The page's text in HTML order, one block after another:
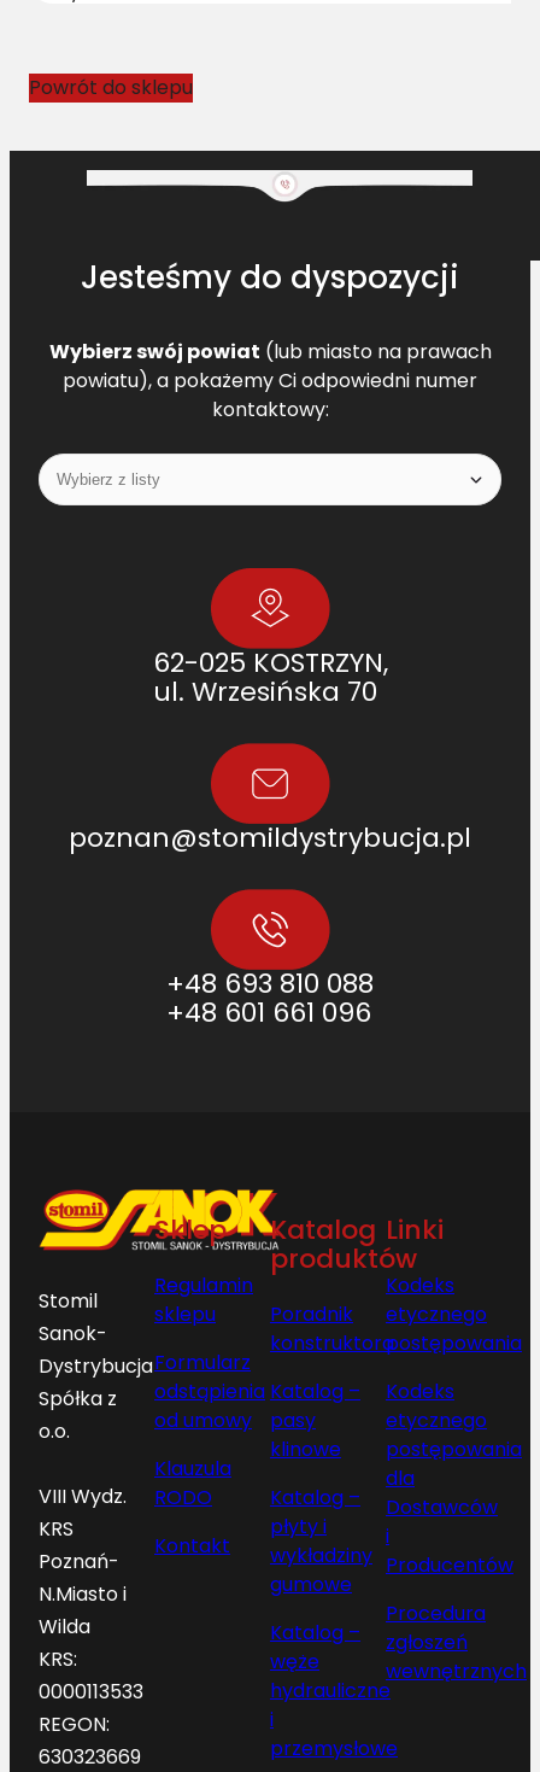
7
0
Powrót do sklepu
Jesteśmy do dyspozycji
Wybierz swój powiat (lub miasto na prawach
powiatu), a pokażemy Ci odpowiedni numer
kontaktowy:
62-025 KOSTRZYN,
ul. Wrzesińska 70
poznan@stomildystrybucja.pl
+48 693 810 088
+48 601 661 096
Stomil
Sanok-
Dystrybucja
Spółka z
o.o.
VIII Wydz.
KRS
Poznań-
N.Miasto i
Wilda
KRS:
0000113533
REGON:
630323669
Sklep
Regulamin
sklepu
Formularz
odstąpienia
od umowy
Klauzula
RODO
Kontakt
Katalog
produktów
Poradnik
konstruktora
Katalog –
pasy
klinowe
Katalog –
płyty i
wykładziny
gumowe
Katalog –
węże
hydrauliczne
i
przemysłowe
Linki
Kodeks
etycznego
postępowania
Kodeks
etycznego
postępowania
dla
Dostawców
i
Producentów
Procedura
zgłoszeń
wewnętrznych